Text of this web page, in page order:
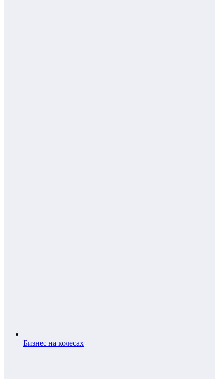
Бизнес на колесах